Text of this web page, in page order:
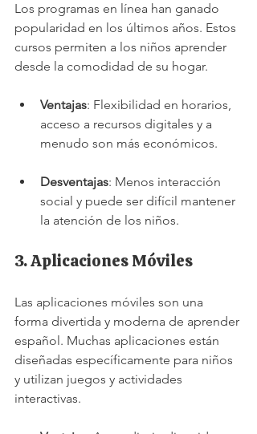
Los programas en línea han ganado
popularidad en los últimos años. Estos
cursos permiten a los niños aprender
desde la comodidad de su hogar.
Ventajas: Flexibilidad en horarios,
acceso a recursos digitales y a
menudo son más económicos.
Desventajas: Menos interacción
social y puede ser difícil mantener
la atención de los niños.
3. Aplicaciones Móviles
Las aplicaciones móviles son una
forma divertida y moderna de aprender
español. Muchas aplicaciones están
diseñadas específicamente para niños
y utilizan juegos y actividades
interactivas.